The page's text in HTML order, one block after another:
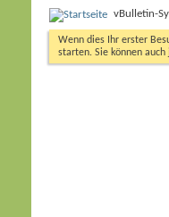
vBulletin-
Wenn dies Ihr erster
starten. Sie können